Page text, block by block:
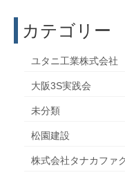
カテゴリー
ユタニ工業株式会社
大阪3S実践会
未分類
松園建設
株式会社タナカファ